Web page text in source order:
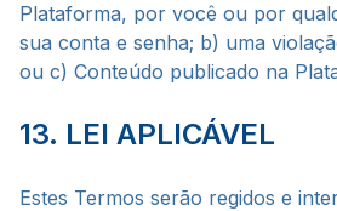
Plataforma, por você ou por
sua conta e senha; b) uma
ou c) Conteúdo publicado na
13. LEI APLICÁVEL
Estes Termos serão regidos e